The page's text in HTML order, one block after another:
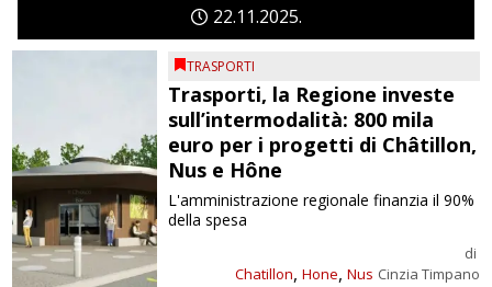
22 11 2025
TRASPORTI
Trasporti, la Regione investe
sull’intermodalità: 800 mila
euro per i progetti di Châtillon,
Nus e Hône
Chatillon, Hone, Nus
di
Cinzia Timpano
L'amministrazione regionale finanzia il 90%
della spesa